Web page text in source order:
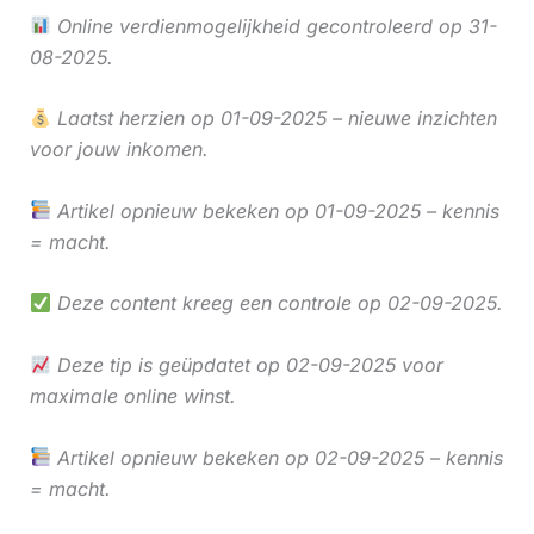
Online verdienmogelijkheid gecontroleerd op 31-
08-2025.
Laatst herzien op 01-09-2025 – nieuwe inzichten
voor jouw inkomen.
Artikel opnieuw bekeken op 01-09-2025 – kennis
= macht.
Deze content kreeg een controle op 02-09-2025.
Deze tip is geüpdatet op 02-09-2025 voor
maximale online winst.
Artikel opnieuw bekeken op 02-09-2025 – kennis
= macht.